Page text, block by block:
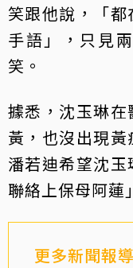
笑跟他說，「
手語」，只見
笑。
據悉，沈玉琳
黃，也沒出現黃
潘若迪希望沈
聯絡上保母阿蓮
更多新聞報導